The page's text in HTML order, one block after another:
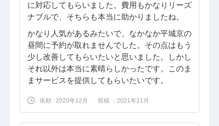
に対応してもらいました。費用もかなりリーズ
ナブルで、そちらも本当に助かりましたね。
かなり人気があるみたいで、なかなか平城京の
昼間に予約が取れませんでした。その点はもう
少し改善してもらいたいと思いました。しかし
それ以外は本当に素晴らしかったです。このま
まサービスを提供してもらいたいです。
依頼 : 2020年12月 投稿 ：2021年11月